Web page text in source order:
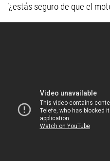
‘¿estás seguro de que el